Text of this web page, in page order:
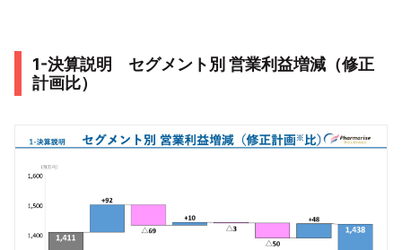
1-決算説明 セグメント別 営業利益増減（修正
計画比）